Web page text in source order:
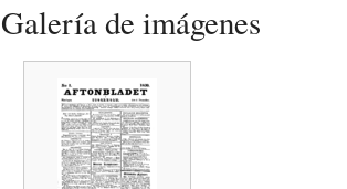
Galería de imágenes